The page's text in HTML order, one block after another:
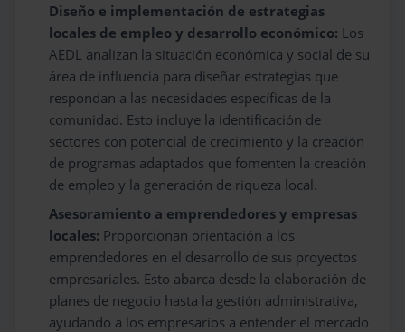
Diseño e implementación de estrategias
locales de empleo y desarrollo económico: Los
AEDL analizan la situación económica y social de su
área de influencia para diseñar estrategias que
respondan a las necesidades específicas de la
comunidad. Esto incluye la identificación de
sectores con potencial de crecimiento y la creación
de programas adaptados que fomenten la creación
de empleo y la generación de riqueza local.
Asesoramiento a emprendedores y empresas
locales: Proporcionan orientación a los
emprendedores en el desarrollo de sus proyectos
empresariales. Esto abarca desde la elaboración de
planes de negocio hasta la gestión administrativa,
ayudando a los empresarios a entender el mercado